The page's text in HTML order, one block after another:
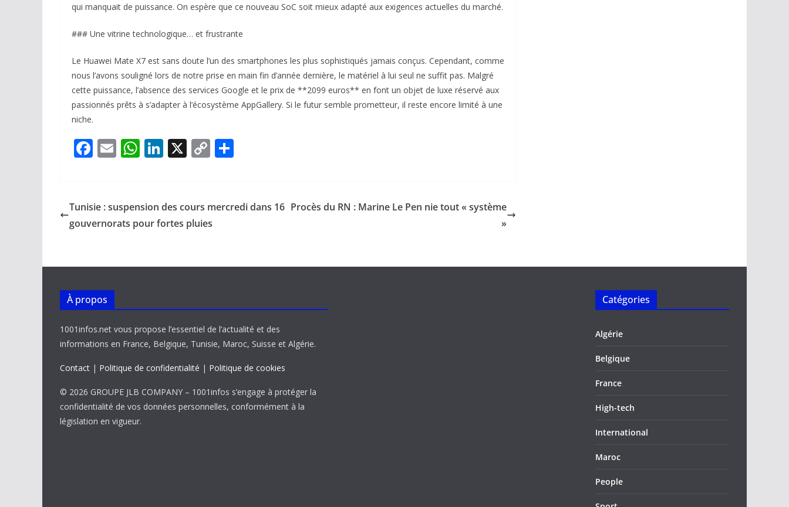
qui manquait de puissance. On espère que ce nouveau SoC soit mieux adapté aux exigences actuelles du marché.
### Une vitrine technologique… et frustrante
Le Huawei Mate X7 est sans doute l’un des smartphones les plus sophistiqués jamais conçus. Cependant, comme
nous l’avons souligné lors de notre prise en main fin d’année dernière, le matériel à lui seul ne suffit pas. Malgré
cette puissance, l’absence des services Google et le prix de **2099 euros** en font un objet de luxe réservé aux
passionnés prêts à s’adapter à l’écosystème AppGallery. Si le futur semble prometteur, il reste encore limité à une
niche.
F
b
o
k
E
l
W
s
A
p
Li
e
dI
X C
y
Li
k
g
Tunisie : suspension des cours mercredi dans 16
gouvernorats pour fortes pluies
Procès du RN : Marine Le Pen nie tout « système
»
À propos
1001infos.net vous propose l’essentiel de l’actualité et des
informations en France, Belgique, Tunisie, Maroc, Suisse et Algérie.
Contact | Politique de confidentialité | Politique de cookies
© 2026 GROUPE JLB COMPANY – 1001infos s’engage à protéger la
confidentialité de vos données personnelles, conformément à la
législation en vigueur.
Catégories
Algérie
Belgique
France
High-tech
International
Maroc
People